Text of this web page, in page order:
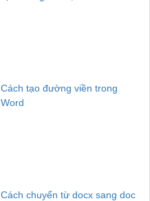
Cách tạo đường viền trong
Word
Cách chuyển từ docx sang doc